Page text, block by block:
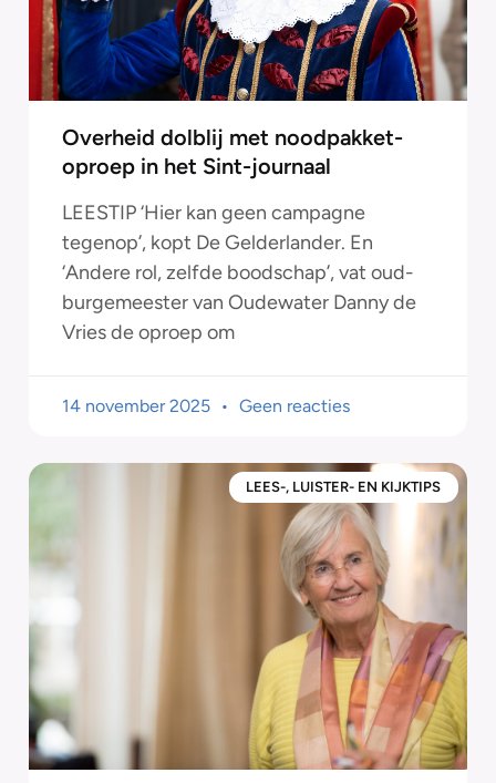
Overheid dolblij met noodpakket-
oproep in het Sint-journaal
LEESTIP ‘Hier kan geen campagne
tegenop’, kopt De Gelderlander. En
‘Andere rol, zelfde boodschap’, vat oud-
burgemeester van Oudewater Danny de
Vries de oproep om
14 november 2025 Geen reacties
LEES-, LUISTER- EN KIJKTIPS